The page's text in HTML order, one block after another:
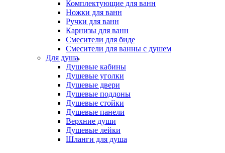
Комплектующие для ванн
Ножки для ванн
Ручки для ванн
Карнизы для ванн
Смесители для биде
Смесители для ванны с душем
Для душа
Душевые кабины
Душевые уголки
Душевые двери
Душевые поддоны
Душевые стойки
Душевые панели
Верхние души
Душевые лейки
Шланги для душа